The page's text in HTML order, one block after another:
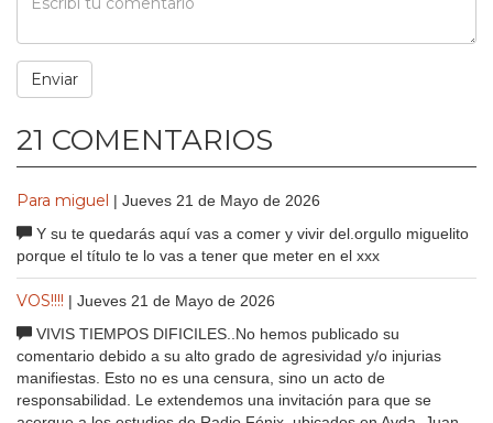
21 COMENTARIOS
Para miguel | Jueves 21 de Mayo de 2026
Y su te quedarás aquí vas a comer y vivir del.orgullo miguelito
porque el título te lo vas a tener que meter en el xxx
VOS!!!! | Jueves 21 de Mayo de 2026
VIVIS TIEMPOS DIFICILES..No hemos publicado su
comentario debido a su alto grado de agresividad y/o injurias
manifiestas. Esto no es una censura, sino un acto de
responsabilidad. Le extendemos una invitación para que se